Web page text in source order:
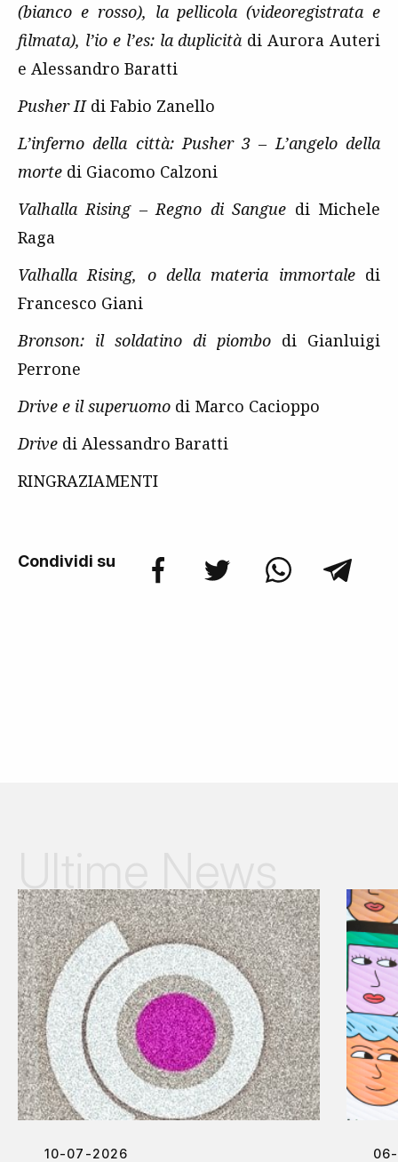
(bianco e rosso), la pellicola (videoregistrata e
filmata), l’io e l’es: la duplicità di Aurora Auteri
e Alessandro Baratti
Pusher IIdi Fabio Zanello
L’inferno della città: Pusher 3 – L’angelo della
morte di Giacomo Calzoni
Valhalla Rising – Regno di Sangue di Michele
Raga
Valhalla Rising, o della materia immortaledi
Francesco Giani
Bronson: il soldatino di piombo di Gianluigi
Perrone
Drive e il superuomo di Marco Cacioppo
Drive di Alessandro Baratti
RINGRAZIAMENTI
Condividi su
10-07-2026